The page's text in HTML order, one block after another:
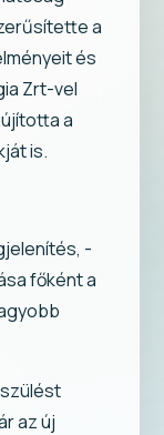
a
és
Zrt-vel
a
is.
-
főként a
az új